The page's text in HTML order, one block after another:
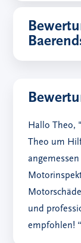
Hallo Theo,
Theo um
und
empfohlen!